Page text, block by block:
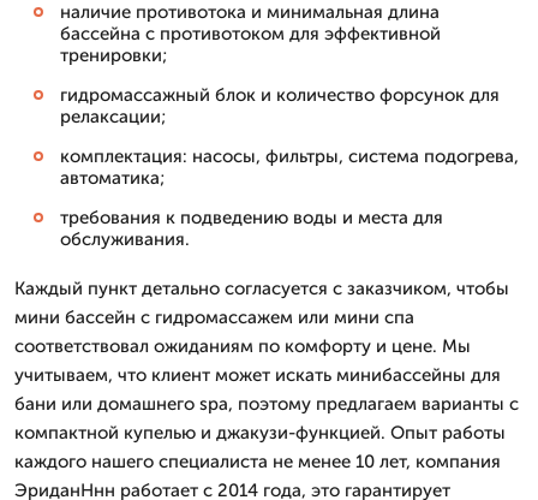
наличие противотока и минимальная длина
бассейна с противотоком для эффективной
тренировки;
гидромассажный блок и количество форсунок для
релаксации;
комплектация: насосы, фильтры, система подогрева,
автоматика;
требования к подведению воды и места для
обслуживания.
Каждый пункт детально согласуется с заказчиком, чтобы
мини бассейн с гидромассажем или мини спа
соответствовал ожиданиям по комфорту и цене. Мы
учитываем, что клиент может искать минибассейны для
бани или домашнего spa, поэтому предлагаем варианты с
компактной купелью и джакузи-функцией. Опыт работы
каждого нашего специалиста не менее 10 лет, компания
ЭриданНнн работает с 2014 года, это гарантирует